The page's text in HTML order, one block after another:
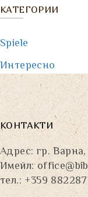
КАТЕГОРИИ
Spiele
Интересно
КОНТАКТИ
Адрес: гр.
Имейл:
тел.: +359